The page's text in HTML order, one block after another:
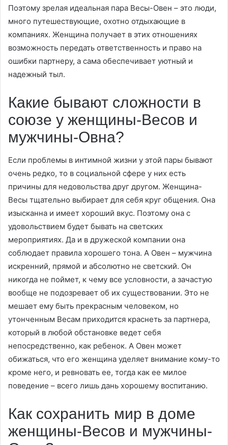
Поэтому зрелая идеальная пара Весы-Овен – это люди,
много путешествующие, охотно отдыхающие в
компаниях. Женщина получает в этих отношениях
возможность передать ответственность и право на
ошибки партнеру, а сама обеспечивает уютный и
надежный тыл.
Какие бывают сложности в
союзе у женщины-Весов и
мужчины-Овна?
Если проблемы в интимной жизни у этой пары бывают
очень редко, то в социальной сфере у них есть
причины для недовольства друг другом. Женщина-
Весы тщательно выбирает для себя круг общения. Она
изысканна и имеет хороший вкус. Поэтому она с
удовольствием будет бывать на светских
мероприятиях. Да и в дружеской компании она
соблюдает правила хорошего тона. А Овен – мужчина
искренний, прямой и абсолютно не светский. Он
никогда не поймет, к чему все условности, а зачастую
вообще не подозревает об их существовании. Это не
мешает ему быть прекрасным человеком, но
утонченным Весам приходится краснеть за партнера,
который в любой обстановке ведет себя
непосредственно, как ребенок. А Овен может
обижаться, что его женщина уделяет внимание кому-то
кроме него, и ревновать ее, тогда как ее милое
поведение – всего лишь дань хорошему воспитанию.
Как сохранить мир в доме
женщины-Весов и мужчины-